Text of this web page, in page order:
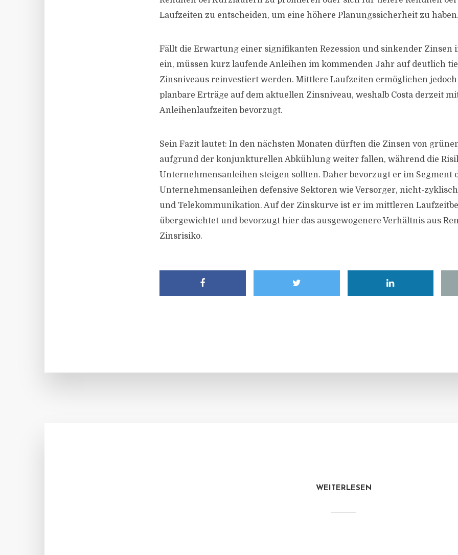
Laufzeiten zu entscheiden, um eine höhere Planungssicherheit zu
Fällt die Erwartung einer signifikanten Rezession und sinkender Zinsen
ein, müssen kurz laufende Anleihen im kommenden Jahr auf deutlich
Zinsniveaus reinvestiert werden. Mittlere Laufzeiten ermöglichen
planbare Erträge auf dem aktuellen Zinsniveau, weshalb Costa derzeit
Anleihenlaufzeiten bevorzugt.
Sein Fazit lautet: In den nächsten Monaten dürften die Zinsen von
aufgrund der konjunkturellen Abkühlung weiter fallen, während die
Unternehmensanleihen steigen sollten. Daher bevorzugt er im Segment
Unternehmensanleihen defensive Sektoren wie Versorger, nicht-
und Telekommunikation. Auf der Zinskurve ist er im mittleren
übergewichtet und bevorzugt hier das ausgewogenere Verhältnis aus
Zinsrisiko.
WEITERLESEN